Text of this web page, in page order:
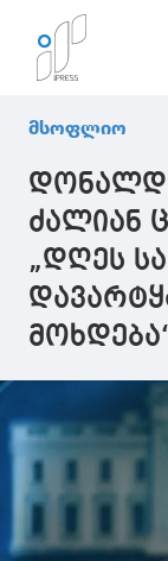
მსოფლიო
დონალდ
ძალიან
„დღეს